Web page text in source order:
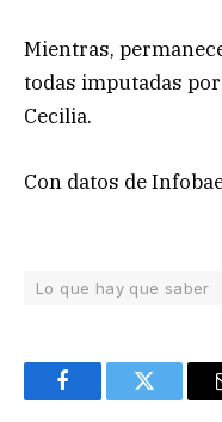
Mientras,
todas imputadas
Cecilia.
Con datos de
Lo que hay que saber
FacebookTwitter